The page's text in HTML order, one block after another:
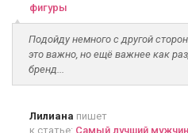
фигуры
Подойду немного с другой
это важно, но ещё важнее как
бренд...
Лилиана пишет
к статье: Самый лучший